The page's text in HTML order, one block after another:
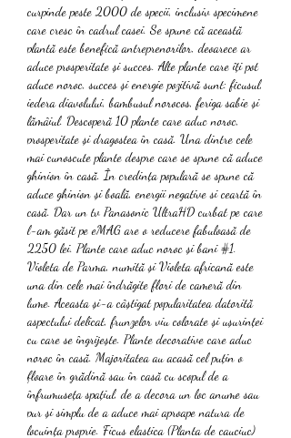
curpinde peste 2000 de specii, inclusiv specimene
care cresc în cadrul casei. Se spune că această
plantă este benefică antreprenorilor, deoarece ar
aduce prosperitate și succes. Alte plante care îți pot
aduce noroc, succes și energie pozitivă sunt: ficusul,
iedera diavolului, bambusul norocos, feriga sabie și
lămâiul. Descoperă 10 plante care aduc noroc,
prosperitate și dragostea în casă. Una dintre cele
mai cunoscute plante despre care se spune că aduce
ghinion în casă. În credința populară se spune că
aduce ghinion și boală, energii negative si ceartă în
casă. Dar un tv Panasonic UltraHD curbat pe care
l-am găsit pe eMAG are o reducere fabuloasă de
2250 lei. Plante care aduc noroc și bani #1.
Violeta de Parma, numită și Violeta africană este
una din cele mai îndrăgite flori de cameră din
lume. Aceasta și-a câștigat popularitatea datorită
aspectului delicat, frunzelor viu colorate și ușurinței
cu care se îngrijește. Plante decorative care aduc
noroc în casă. Majoritatea au acasă cel puțin o
floare în grădină sau în casă cu scopul de a
înfrumuseța spațiul, de a decora un loc anume sau
pur și simplu de a aduce mai aproape natura de
locuința proprie. Ficus elastica (Planta de cauciuc)